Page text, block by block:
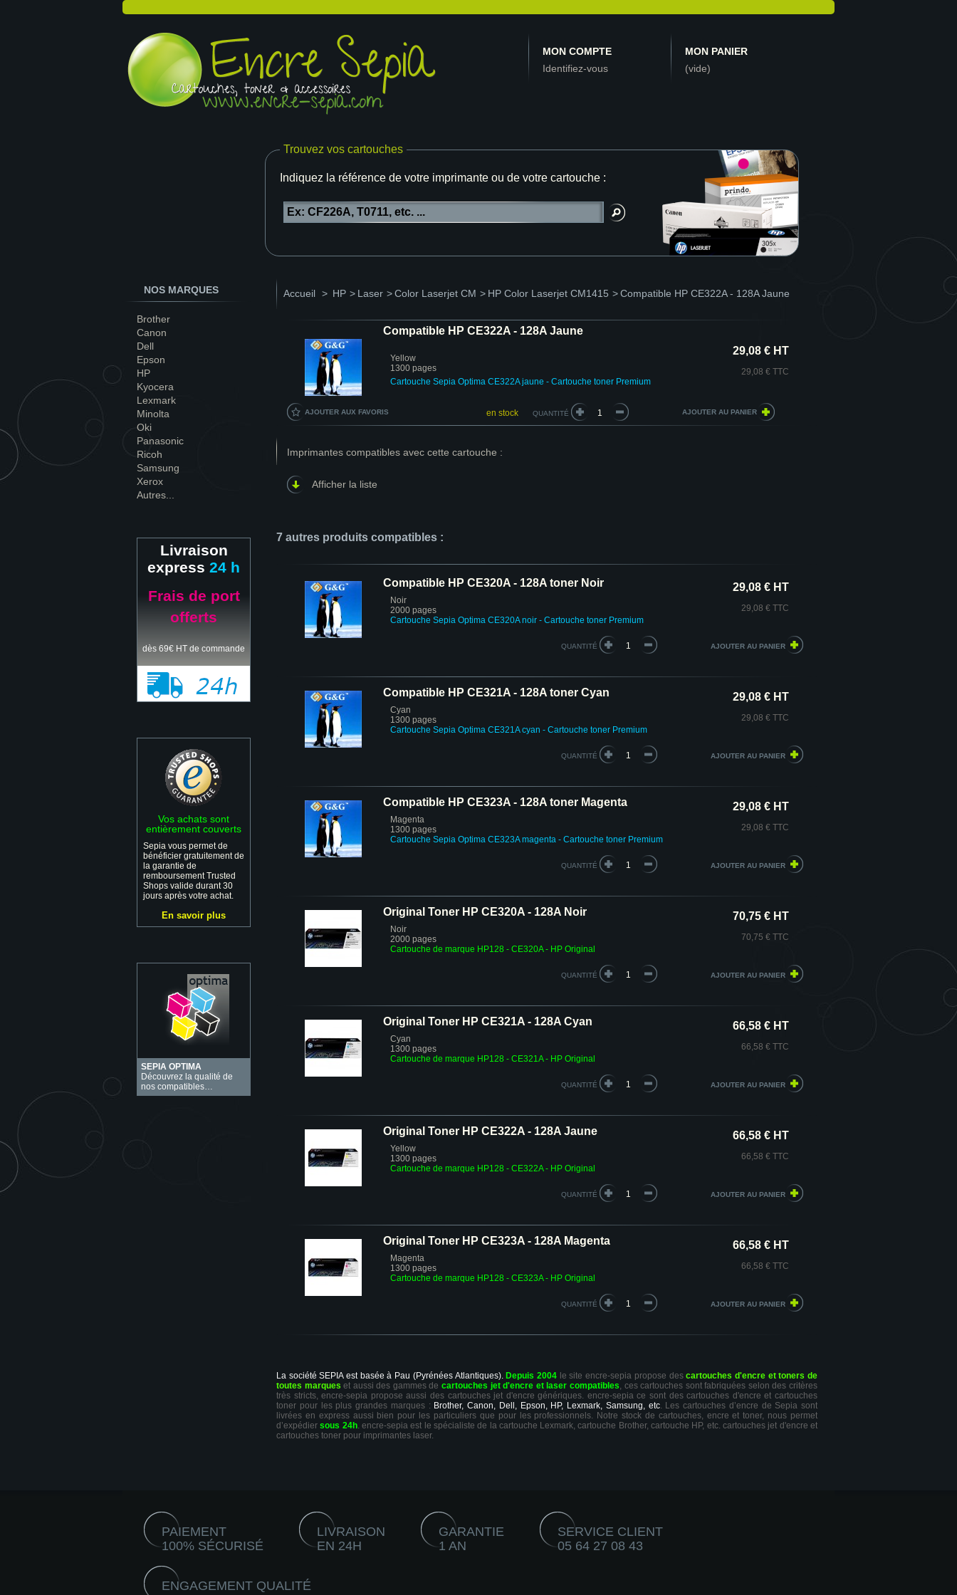
MON COMPTE
Identifiez-vous
MON PANIER
(vide)
Trouvez vos cartouches
Indiquez la référence de votre imprimante ou de votre cartouche :
NOS MARQUES
Brother
Canon
Dell
Epson
HP
Kyocera
Lexmark
Minolta
Oki
Panasonic
Ricoh
Samsung
Xerox
Autres...
Livraison
express 24 h
Frais de port
offerts
dès 69€ HT de commande
Vos achats sont
entièrement couverts
Sepia vous permet de
bénéficier gratuitement de
la garantie de
remboursement Trusted
Shops valide durant 30
jours après votre achat.
En savoir plus
SEPIA OPTIMA
Découvrez la qualité de
nos compatibles…
Accueil > HP > Laser >Color Laserjet CM > HP Color Laserjet CM1415 >Compatible HP CE322A - 128A Jaune
Compatible HP CE322A - 128A Jaune
Yellow
1300 pages
Cartouche Sepia Optima CE322A jaune - Cartouche toner Premium
29,08 € HT
29,08 € TTC
AJOUTER AUX FAVORIS en stock QUANTITÉ
Imprimantes compatibles avec cette cartouche :
Afficher la liste
7 autres produits compatibles :
Compatible HP CE320A - 128A toner Noir
Noir
2000 pages
Cartouche Sepia Optima CE320A noir - Cartouche toner Premium
29,08 € HT
29,08 € TTC
QUANTITÉ
Compatible HP CE321A - 128A toner Cyan
Cyan
1300 pages
Cartouche Sepia Optima CE321A cyan - Cartouche toner Premium
29,08 € HT
29,08 € TTC
QUANTITÉ
Compatible HP CE323A - 128A toner Magenta
Magenta
1300 pages
Cartouche Sepia Optima CE323A magenta - Cartouche toner Premium
29,08 € HT
29,08 € TTC
QUANTITÉ
Original Toner HP CE320A - 128A Noir
Noir
2000 pages
Cartouche de marque HP128 - CE320A - HP Original
70,75 € HT
70,75 € TTC
QUANTITÉ
Original Toner HP CE321A - 128A Cyan
Cyan
1300 pages
Cartouche de marque HP128 - CE321A - HP Original
66,58 € HT
66,58 € TTC
QUANTITÉ
Original Toner HP CE322A - 128A Jaune
Yellow
1300 pages
Cartouche de marque HP128 - CE322A - HP Original
66,58 € HT
66,58 € TTC
QUANTITÉ
Original Toner HP CE323A - 128A Magenta
Magenta
1300 pages
Cartouche de marque HP128 - CE323A - HP Original
66,58 € HT
66,58 € TTC
QUANTITÉ
La société SEPIA est basée à Pau (Pyrénées Atlantiques). Depuis 2004 le site encre-sepia propose descartouches d'encre et toners de
toutes marques et aussi des gammes decartouches jet d'encre et laser compatibles, ces cartouches sont fabriquées selon des critères
très stricts, encre-sepia propose aussi des cartouches jet d'encre génériques. encre-sepia ce sont des cartouches d'encre et cartouches
toner pour les plus grandes marques : Brother, Canon, Dell, Epson, HP, Lexmark, Samsung, etc. Les cartouches d’encre de Sepia sont
livrées en express aussi bien pour les particuliers que pour les professionnels. Notre stock de cartouches, encre et toner, nous permet
d’expédiersous 24h. encre-sepia est le spécialiste de la cartouche Lexmark, cartouche Brother, cartouche HP, etc. cartouches jet d'encre et
cartouches toner pour imprimantes laser.
PAIEMENT
100% SÉCURISÉ
LIVRAISON
EN 24H
GARANTIE
1 AN
SERVICE CLIENT
05 64 27 08 43
ENGAGEMENT QUALITÉ